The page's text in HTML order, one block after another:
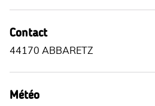
Contact
44170 ABBARETZ
Météo